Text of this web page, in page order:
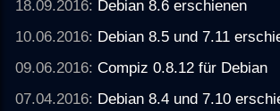
18.09.2016: Debian 8.6 erschienen
10.06.2016: Debian 8.5 und 7.11
09.06.2016:Compiz 0.8.12 für Debian
07.04.2016: Debian 8.4 und 7.10